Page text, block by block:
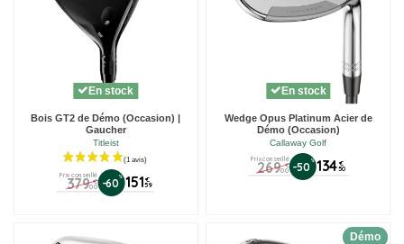
En stock
Bois GT2 de Démo (Occasion) |
Gaucher
Titleist
Prix conseillé
379 €
00 -60% 151 €
59
En stock
Wedge Opus Platinum Acier de
Démo (Occasion)
Callaway Golf
Prix conseillé
269 €
00 -50 % 134 €
50
Démo